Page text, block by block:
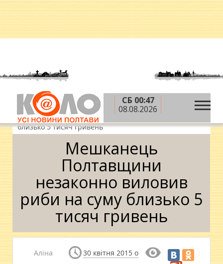
СБ 00:47
08.08.2026
Головна » Новини » Кримінал »
Мешканець
Полтавщини незаконно виловив риби на суму
близько 5 тисяч гривень
Мешканець
Полтавщини
незаконно виловив
риби на суму близько 5
тисяч гривень
Аліна
30 квітня 2015 о